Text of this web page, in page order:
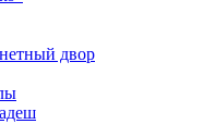
двор